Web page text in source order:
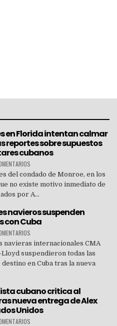
en Florida intentan calmar
reportes sobre supuestos
cubanos
del condado de Monroe, en los
no existe motivo inmediato de
por A...
navieros suspenden
con Cuba
navieras internacionales CMA
Lloyd suspendieron todas las
en Cuba tras la nueva
cubano critica al
nueva entrega de Alex
Unidos